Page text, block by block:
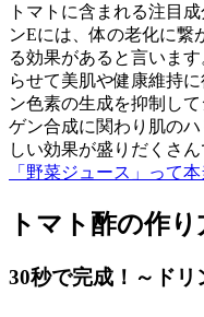
トマトに含まれる注目
ンEには、体の老化に繋
る効果があると言いま
らせて美肌や健康維持
ン色素の生成を抑制し
ゲン合成に関わり肌の
しい効果が盛りだくさん
「野菜ジュース」って
トマト酢の作り
30秒で完成！～ドリ